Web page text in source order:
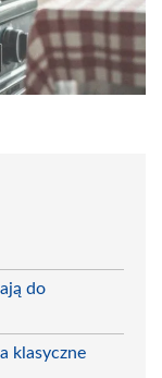
do
klasyczne